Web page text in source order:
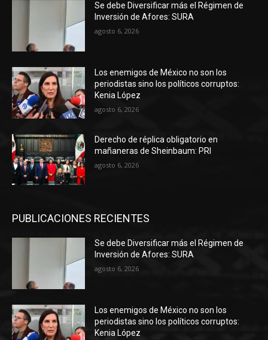
Se debe Diversificar más el Régimen de
Inversión de Afores: SURA
agosto 6, 2026
Los enemigos de México no son los
periodistas sino los políticos corruptos:
Kenia López
agosto 6, 2026
Derecho de réplica obligatorio en
mañaneras de Sheinbaum: PRI
agosto 6, 2026
PUBLICACIONES RECIENTES
Se debe Diversificar más el Régimen de
Inversión de Afores: SURA
agosto 6, 2026
Los enemigos de México no son los
periodistas sino los políticos corruptos:
Kenia López